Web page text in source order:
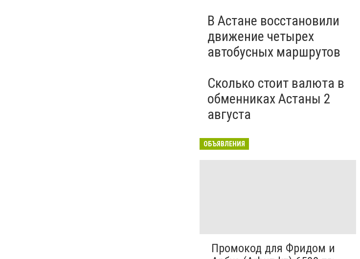
В Астане восстановили
движение четырех
автобусных маршрутов
Сколько стоит валюта в
обменниках Астаны 2
августа
ОБЪЯВЛЕНИЯ
Промокод для Фридом и